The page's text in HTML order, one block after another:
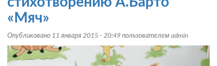
Мишутки»
«Мяч»
Опубликовано 11 января 2015 - 20:49 пользователем admin